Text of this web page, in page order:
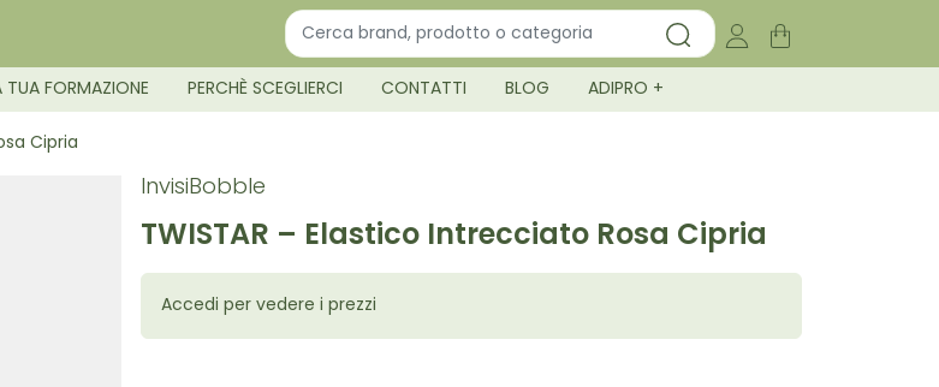
TUA FORMAZIONE PERCHÈ SCEGLIERCI CONTATTI BLOG ADIPRO +
Cipria
InvisiBobble
TWISTAR – Elastico Intrecciato Rosa Cipria
Accedi per vedere i prezzi